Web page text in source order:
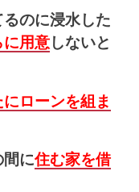
のに浸水した
に用意しないと
にローンを組ま
に住む家を借